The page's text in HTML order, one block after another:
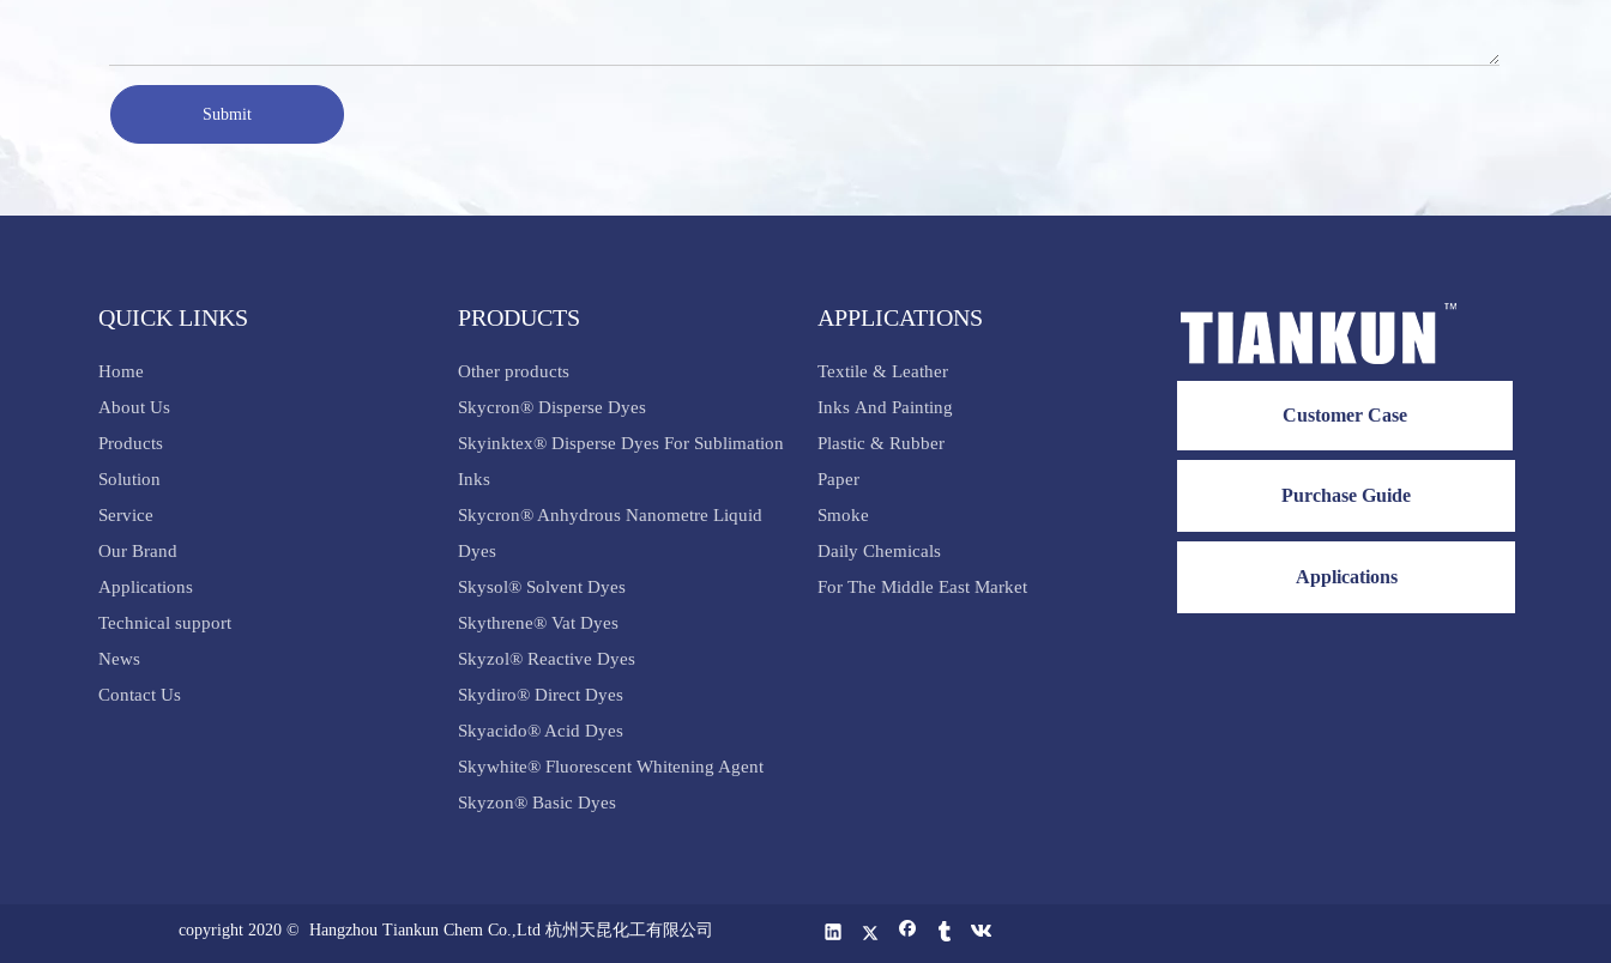
Submit
QUICK LINKS
Home
About Us
Products
Solution
Service
Our Brand
Applications
Technical support
News
Contact Us
PRODUCTS
Other products
Skycron® Disperse Dyes
Skyinktex® Disperse Dyes For Sublimation
Inks
Skycron® Anhydrous Nanometre Liquid
Dyes
Skysol® Solvent Dyes
Skythrene® Vat Dyes
Skyzol® Reactive Dyes
Skydiro® Direct Dyes
Skyacido® Acid Dyes
Skywhite® Fluorescent Whitening Agent
Skyzon® Basic Dyes
APPLICATIONS
Textile & Leather
Inks And Painting
Plastic & Rubber
Paper
Smoke
Daily Chemicals
For The Middle East Market
Customer Case
Purchase Guide
Applications
copyright 2020 © Hangzhou Tiankun Chem Co.,Ltd 杭州天昆化工有限公司